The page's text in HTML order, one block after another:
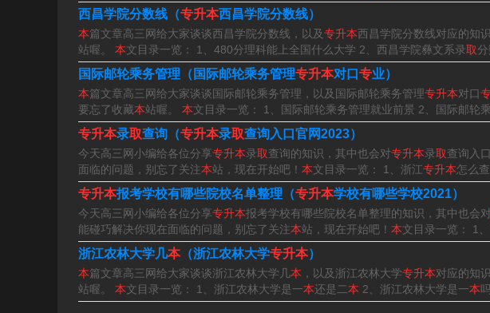
西昌学院分数线（专升本西昌学院分数线）
本篇文章高三网给大家谈谈西昌学院分数线，以及专升本西昌学院分数线对应的知
站喔。 本文目录一览： 1、480分理科能上全国什么大学 2、西昌学院彝文系录取分
国际邮轮乘务管理（国际邮轮乘务管理专升本对口 专业）
本篇文章高三网给大家谈谈国际邮轮乘务管理，以及国际邮轮乘务管理专升本对口
要忘了收藏本站喔。 本文目录一览： 1、国际邮轮乘务管理就业前景 2、国际邮轮乘
专升本录取查询（专升本录取查询入口官网2023）
今天高三网小编给各位分享专升本录取查询的知识，其中也会对专升本录取查询入
面临的问题，别忘了关注本站，现在开始吧！ 本文目录一览： 1、浙江专升本怎么
专升本报考学校有哪些院校名单整理（专升本学校有哪些学校2021）
今天高三网小编给各位分享专升本报考学校有哪些院校名单整理的知识，其中也会对
能碰巧解决你现在面临的问题，别忘了关注本站，现在开始吧！ 本文目录一览： 1
浙江农林大学几本（浙江农林大学专升本）
本篇文章高三网给大家谈谈浙江农林大学几本 ，以及浙江农林大学专升本对应的知
站喔。 本文目录一览： 1、浙江农林大学是一本还是二本 2、浙江农林大学是一本